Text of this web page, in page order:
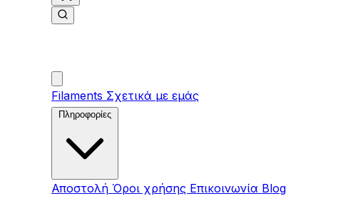
Filaments Σχετικά με εμάς
Αποστολή Όροι χρήσης Επικοινωνία Blog